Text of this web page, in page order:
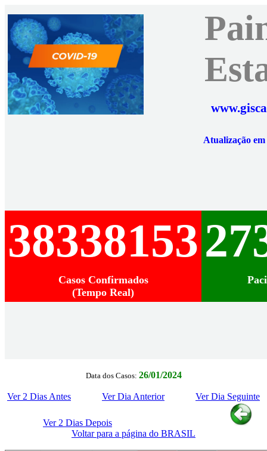
Atualização
38338153
Casos Confirmados
(Tempo Real)
Data dos Casos: 26/01/2024
Ver 2 Dias Antes Ver Dia Anterior Ver Dia Seguinte
Ver 2 Dias Depois
Voltar para a página do BRASIL